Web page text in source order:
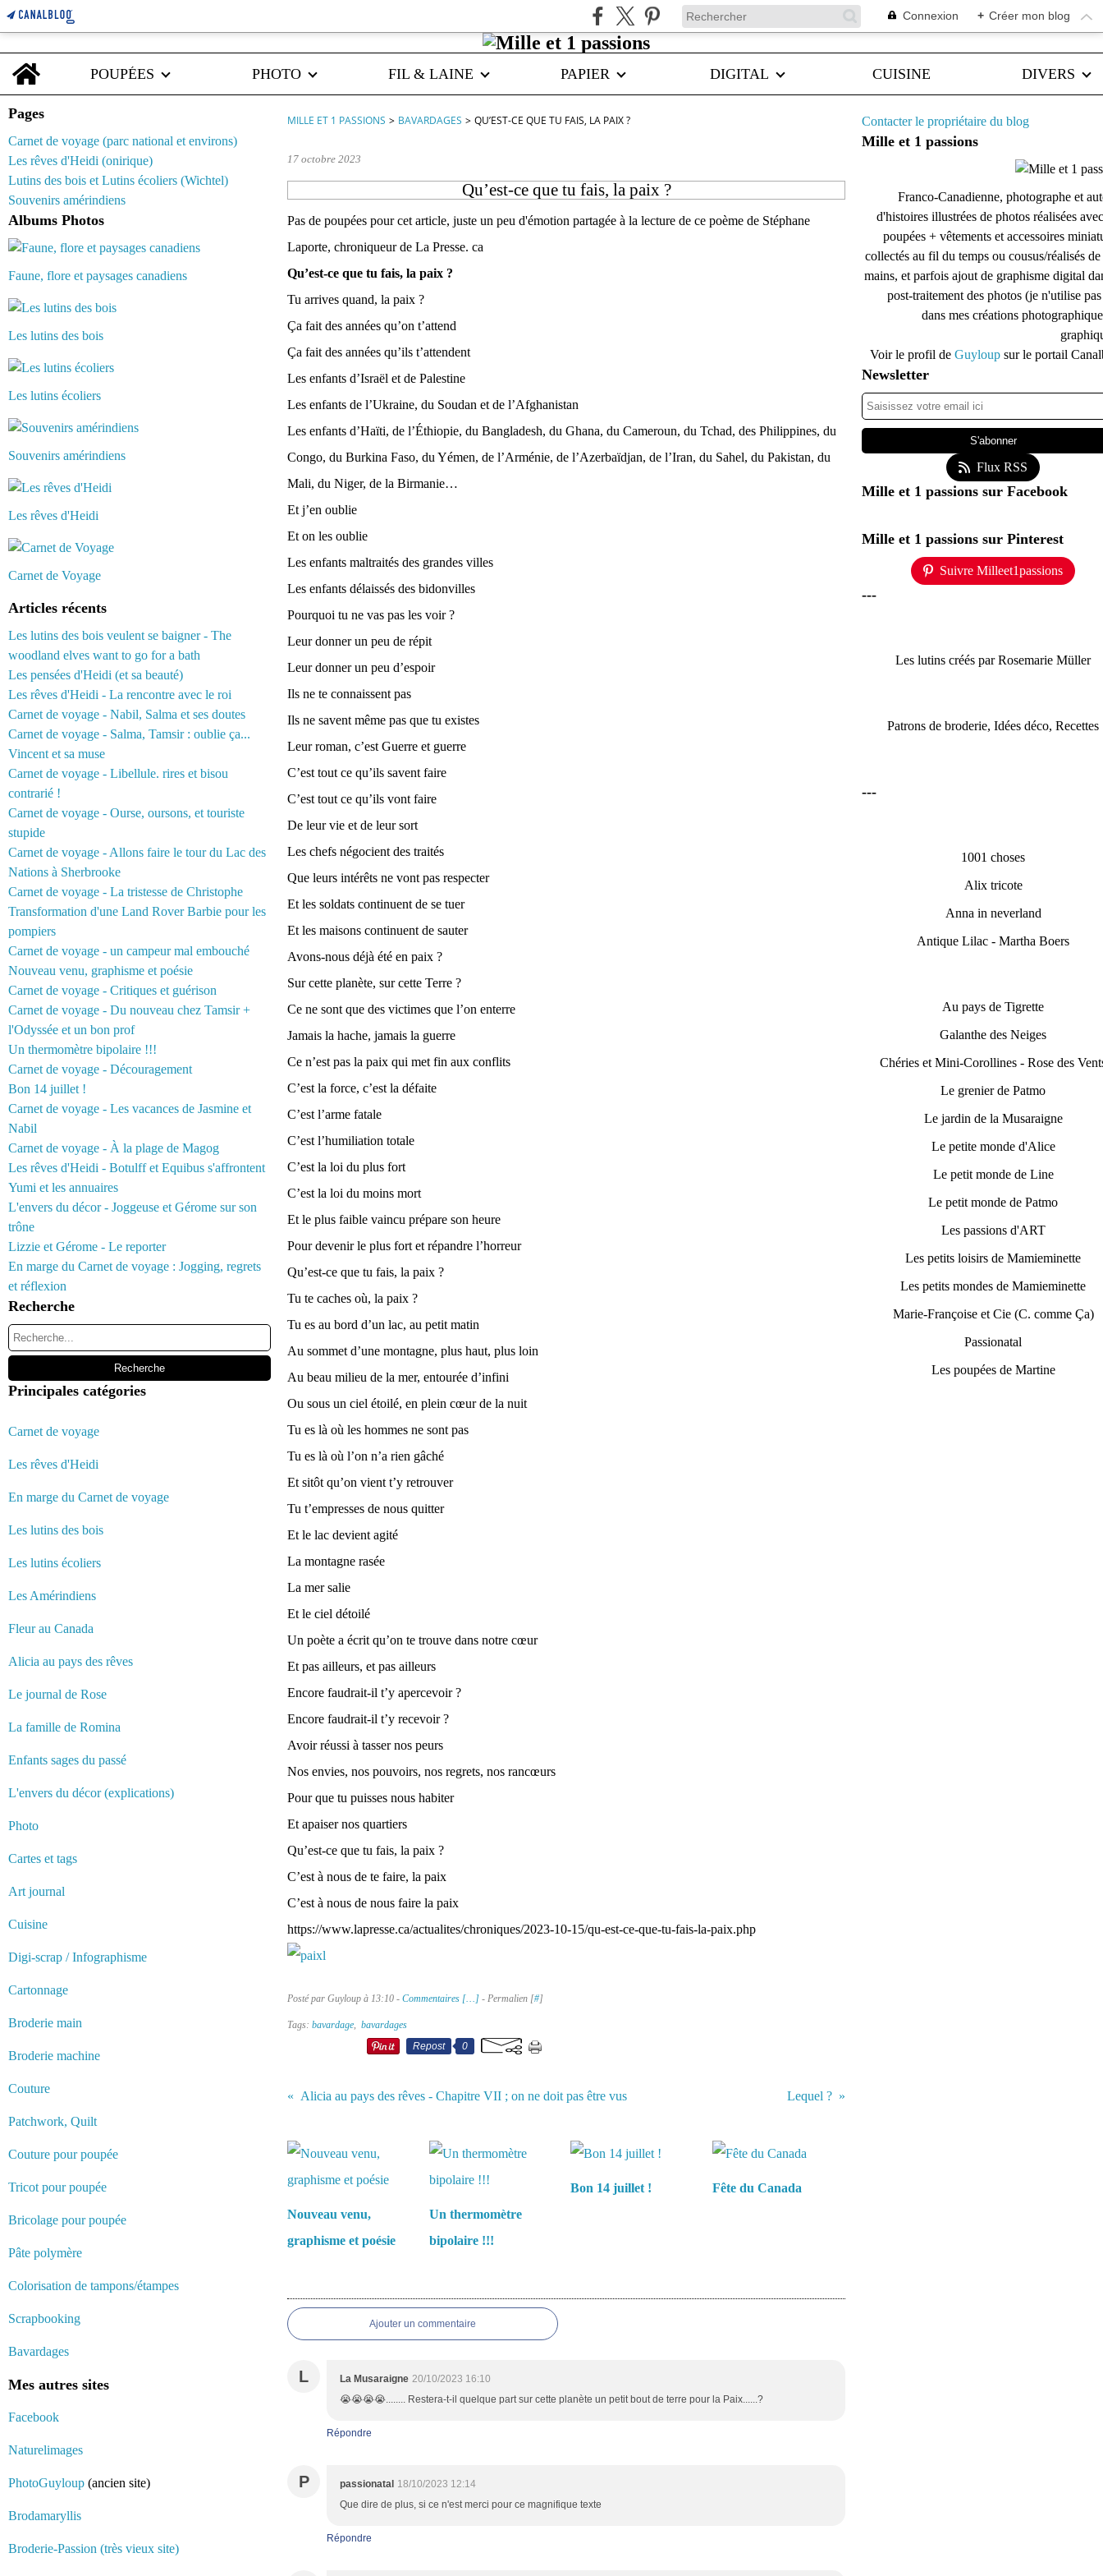
Connexion + Créer mon blog
Home
POUPÉES
PHOTO FIL & LAINE PAPIER DIGITAL CUISINE DIVERS
Pages
Carnet de voyage (parc national et environs)
Les rêves d'Heidi (onirique)
Lutins des bois et Lutins écoliers (Wichtel)
Souvenirs amérindiens
Albums Photos
Faune, flore et paysages canadiens
Les lutins des bois
Les lutins écoliers
Souvenirs amérindiens
Les rêves d'Heidi
Carnet de Voyage
Articles récents
Les lutins des bois veulent se baigner - The
woodland elves want to go for a bath
Les pensées d'Heidi (et sa beauté)
Les rêves d'Heidi - La rencontre avec le roi
Carnet de voyage - Nabil, Salma et ses doutes
Carnet de voyage - Salma, Tamsir : oublie ça...
Vincent et sa muse
Carnet de voyage - Libellule. rires et bisou
contrarié !
Carnet de voyage - Ourse, oursons, et touriste
stupide
Carnet de voyage - Allons faire le tour du Lac des
Nations à Sherbrooke
Carnet de voyage - La tristesse de Christophe
Transformation d'une Land Rover Barbie pour les
pompiers
Carnet de voyage - un campeur mal embouché
Nouveau venu, graphisme et poésie
Carnet de voyage - Critiques et guérison
Carnet de voyage - Du nouveau chez Tamsir +
l'Odyssée et un bon prof
Un thermomètre bipolaire !!!
Carnet de voyage - Découragement
Bon 14 juillet !
Carnet de voyage - Les vacances de Jasmine et
Nabil
Carnet de voyage - À la plage de Magog
Les rêves d'Heidi - Botulff et Equibus s'affrontent
Yumi et les annuaires
L'envers du décor - Joggeuse et Gérome sur son
trône
Lizzie et Gérome - Le reporter
En marge du Carnet de voyage : Jogging, regrets
et réflexion
Recherche
Principales catégories
Carnet de voyage
Les rêves d'Heidi
En marge du Carnet de voyage
Les lutins des bois
Les lutins écoliers
Les Amérindiens
Fleur au Canada
Alicia au pays des rêves
Le journal de Rose
La famille de Romina
Enfants sages du passé
L'envers du décor (explications)
Photo
Cartes et tags
Art journal
Cuisine
Digi-scrap / Infographisme
Cartonnage
Broderie main
Broderie machine
Couture
Patchwork, Quilt
Couture pour poupée
Tricot pour poupée
Bricolage pour poupée
Pâte polymère
Colorisation de tampons/étampes
Scrapbooking
Bavardages
Mes autres sites
Facebook
Naturelimages
PhotoGuyloup (ancien site)
Brodamaryllis
Broderie-Passion (très vieux site)
MILLE ET 1 PASSIONS > BAVARDAGES > QU’EST-CE QUE TU FAIS, LA PAIX ?
17 octobre 2023
Qu’est-ce que tu fais, la paix ?
Pas de poupées pour cet article, juste un peu d'émotion partagée à la lecture de ce poème de Stéphane
Laporte, chroniqueur de La Presse. ca
Qu’est-ce que tu fais, la paix ?
Tu arrives quand, la paix ?
Ça fait des années qu’on t’attend
Ça fait des années qu’ils t’attendent
Les enfants d’Israël et de Palestine
Les enfants de l’Ukraine, du Soudan et de l’Afghanistan
Les enfants d’Haïti, de l’Éthiopie, du Bangladesh, du Ghana, du Cameroun, du Tchad, des Philippines, du
Congo, du Burkina Faso, du Yémen, de l’Arménie, de l’Azerbaïdjan, de l’Iran, du Sahel, du Pakistan, du
Mali, du Niger, de la Birmanie…
Et j’en oublie
Et on les oublie
Les enfants maltraités des grandes villes
Les enfants délaissés des bidonvilles
Pourquoi tu ne vas pas les voir ?
Leur donner un peu de répit
Leur donner un peu d’espoir
Ils ne te connaissent pas
Ils ne savent même pas que tu existes
Leur roman, c’est Guerre et guerre
C’est tout ce qu’ils savent faire
C’est tout ce qu’ils vont faire
De leur vie et de leur sort
Les chefs négocient des traités
Que leurs intérêts ne vont pas respecter
Et les soldats continuent de se tuer
Et les maisons continuent de sauter
Avons-nous déjà été en paix ?
Sur cette planète, sur cette Terre ?
Ce ne sont que des victimes que l’on enterre
Jamais la hache, jamais la guerre
Ce n’est pas la paix qui met fin aux conflits
C’est la force, c’est la défaite
C’est l’arme fatale
C’est l’humiliation totale
C’est la loi du plus fort
C’est la loi du moins mort
Et le plus faible vaincu prépare son heure
Pour devenir le plus fort et répandre l’horreur
Qu’est-ce que tu fais, la paix ?
Tu te caches où, la paix ?
Tu es au bord d’un lac, au petit matin
Au sommet d’une montagne, plus haut, plus loin
Au beau milieu de la mer, entourée d’infini
Ou sous un ciel étoilé, en plein cœur de la nuit
Tu es là où les hommes ne sont pas
Tu es là où l’on n’a rien gâché
Et sitôt qu’on vient t’y retrouver
Tu t’empresses de nous quitter
Et le lac devient agité
La montagne rasée
La mer salie
Et le ciel détoilé
Un poète a écrit qu’on te trouve dans notre cœur
Et pas ailleurs, et pas ailleurs
Encore faudrait-il t’y apercevoir ?
Encore faudrait-il t’y recevoir ?
Avoir réussi à tasser nos peurs
Nos envies, nos pouvoirs, nos regrets, nos rancœurs
Pour que tu puisses nous habiter
Et apaiser nos quartiers
Qu’est-ce que tu fais, la paix ?
C’est à nous de te faire, la paix
C’est à nous de nous faire la paix
https://www.lapresse.ca/actualites/chroniques/2023-10-15/qu-est-ce-que-tu-fais-la-paix.php
Posté par Guyloup à 13:10 - Commentaires […] - Permalien [#]
Tags: bavardage, bavardages
Repost
0
Alicia au pays des rêves - Chapitre VII ; on ne doit pas être vus Lequel ?
Nouveau venu,
graphisme et poésie
Un thermomètre
bipolaire !!!
Bon 14 juillet ! Fête du Canada
Ajouter un commentaire
L La Musaraigne 20/10/2023 16:10
😭😭😭😭........ Restera-t-il quelque part sur cette planète un petit bout de terre pour la Paix......?
Répondre
P passionatal 18/10/2023 12:14
Que dire de plus, si ce n'est merci pour ce magnifique texte
Répondre
Contacter le propriétaire du blog
Mille et 1 passions
Franco-Canadienne, photographe et
d'histoires illustrées de photos réalisées
poupées + vêtements et accessoires
collectés au fil du temps ou cousus/réalisés de
mains, et parfois ajout de graphisme digital
post-traitement des photos (je n'utilise
dans mes créations
Voir le profil de Guyloup sur le portail
Newsletter
Flux RSS
Mille et 1 passions sur Facebook
Mille et 1 passions sur Pinterest
Suivre Milleet1passions
---
Les lutins créés par Rosemarie Müller
Patrons de broderie, Idées déco, Recettes
---
1001 choses
Alix tricote
Anna in neverland
Antique Lilac - Martha Boers
Au pays de Tigrette
Galanthe des Neiges
Chéries et Mini-Corollines - Rose des
Le grenier de Patmo
Le jardin de la Musaraigne
Le petite monde d'Alice
Le petit monde de Line
Le petit monde de Patmo
Les passions d'ART
Les petits loisirs de Mamieminette
Les petits mondes de Mamieminette
Marie-Françoise et Cie (C. comme Ça)
Passionatal
Les poupées de Martine